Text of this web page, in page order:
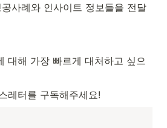
사례와 인사이트 정보들을 전달
대해 가장 빠르게 대처하고 싶으
레터를 구독해주세요!